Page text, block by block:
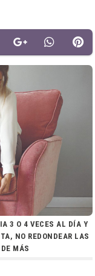
3 O 4 VECES AL DÍA Y
NO REDONDEAR LAS
MÁS